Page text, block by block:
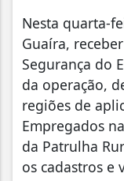
Nesta quarta-
Guaíra,
Segurança do
da operação,
regiões de
Empregados
da Patrulha
os cadastros e